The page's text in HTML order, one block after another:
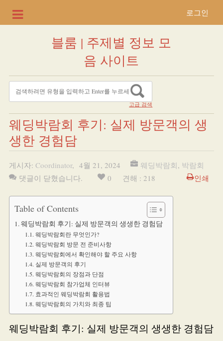
로그인
블룸 | 주제별 정보 모
음 사이트
고급 검색
웨딩박람회 후기: 실제 방문객의 생
생한 경험담
게시자: Coordinator, 4월 21, 2024 웨딩박람회, 박람회
댓글이 닫혔습니다.
0 견해 : 218 인쇄
Table of Contents
웨딩박람회 후기: 실제 방문객의 생생한 경험담
웨딩박람회란 무엇인가?
웨딩박람회 방문 전 준비사항
웨딩박람회에서 확인해야 할 주요 사항
실제 방문객의 후기
웨딩박람회의 장점과 단점
웨딩박람회 참가업체 인터뷰
효과적인 웨딩박람회 활용법
웨딩박람회의 가치와 최종 팁
웨딩박람회 후기: 실제 방문객의 생생한 경험담